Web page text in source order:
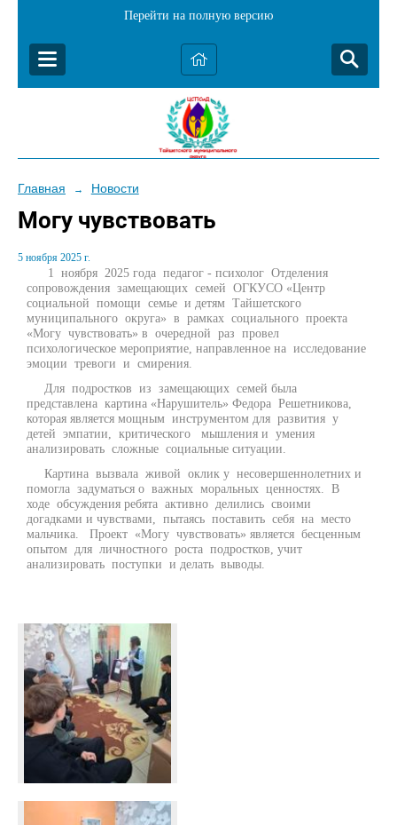
Перейти на полную версию
Главная → Новости
Могу чувствовать
5 ноября 2025 г.
1 ноября 2025 года педагог - психолог Отделения
сопровождения замещающих семей ОГКУСО «Центр
социальной помощи семье и детям Тайшетского
муниципального округа» в рамках социального проекта
«Могу чувствовать» в очередной раз провел
психологическое мероприятие, направленное на исследование
эмоции тревоги и смирения.
Для подростков из замещающих семей была
представлена картина «Нарушитель» Федора Решетникова,
которая является мощным инструментом для развития у
детей эмпатии, критического мышления и умения
анализировать сложные социальные ситуации.
Картина вызвала живой оклик у несовершеннолетних и
помогла задуматься о важных моральных ценностях. В
ходе обсуждения ребята активно делились своими
догадками и чувствами, пытаясь поставить себя на место
мальчика. Проект «Могу чувствовать» является бесценным
опытом для личностного роста подростков, учит
анализировать поступки и делать выводы.